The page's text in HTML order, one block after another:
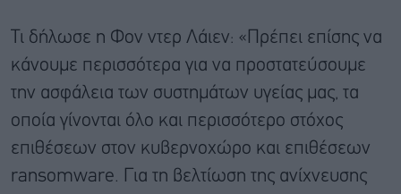
Τι δήλωσε η Φον ντερ Λάιεν: «Πρέπει επίσης να
κάνουμε περισσότερα για να προστατεύσουμε
την ασφάλεια των συστημάτων υγείας μας, τα
οποία γίνονται όλο και περισσότερο στόχος
επιθέσεων στον κυβερνοχώρο και επιθέσεων
ransomware. Για τη βελτίωση της ανίχνευσης